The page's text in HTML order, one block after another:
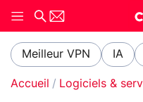
Meilleur VPN IA
Accueil Logiciels &